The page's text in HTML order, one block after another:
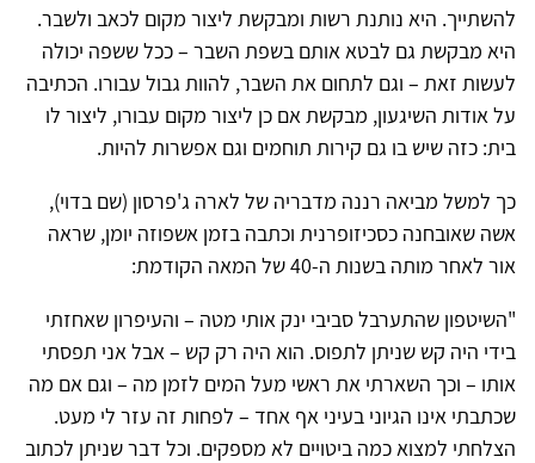
להשתייך. היא נותנת רשות ומבקשת ליצור מקום לכאב ולשבר.
היא מבקשת גם לבטא אותם בשפת השבר – ככל ששפה יכולה
לעשות זאת – וגם לתחום את השבר, להוות גבול עבורו. הכתיבה
על אודות השיגעון, מבקשת אם כן ליצור מקום עבורו, ליצור לו
בית: כזה שיש בו גם קירות תוחמים וגם אפשרות להיות.
כך למשל מביאה רננה מדבריה של לארה ג'פרסון (שם בדוי),
אשה שאובחנה כסכיזופרנית וכתבה בזמן אשפוזה יומן, שראה
אור לאחר מותה בשנות ה-40 של המאה הקודמת:
"השיטפון שהתערבל סביבי ינק אותי מטה – והעיפרון שאחזתי
בידי היה קש שניתן לתפוס. הוא היה רק קש – אבל אני תפסתי
אותו – וכך השארתי את ראשי מעל המים לזמן מה – וגם אם מה
שכתבתי אינו הגיוני בעיני אף אחד – לפחות זה עזר לי מעט.
הצלחתי למצוא כמה ביטויים לא מספקים. וכל דבר שניתן לכתוב